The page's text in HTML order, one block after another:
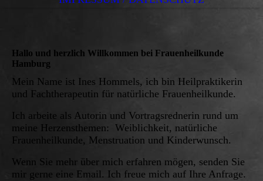
Hallo und herzlich Willkommen bei Frauenheilkunde
Hamburg
Mein Name ist Ines Hommels, ich bin Heilpraktikerin
und Fachtherapeutin für natürliche Frauenheilkunde.
Ich arbeite als Autorin und Vortragsrednerin rund um
meine Herzensthemen: Weiblichkeit, natürliche
Frauenheilkunde, Menstruation und Kinderwunsch.
Wenn Sie mehr über mich erfahren mögen, senden Sie
mir gerne eine Email. Ich freue mich auf Ihre Anfrage.